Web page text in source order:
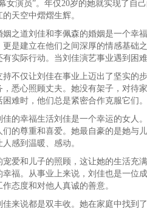
女演员”。年仅20岁的她就实现了自
天空中熠熠生辉。
姻之道刘佳和李佩森的婚姻是一个幸
更是建立在他们之间深厚的情感基础
有实际行动。当刘佳演艺事业遇到困
持不仅让刘佳在事业上迈出了坚实的
，悉心照顾丈夫。她没有架子，对待
难时，他们总是紧密合作克服它们
佳的幸福生活刘佳是一个幸运的女人
们的尊重和喜爱。她最自豪的是她与
感到温暖、感动。
宠爱和儿子的照顾，这让她的生活充
幸福。从事业上来说，刘佳也是一位
态度和对他人真诚的善意。
佳来说都是双丰收。她在家庭中找到